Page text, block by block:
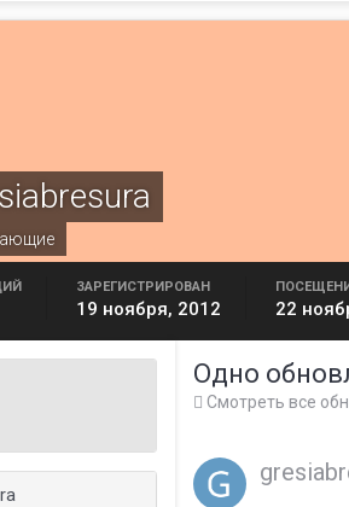
ЗАРЕГИСТРИРОВАН
19 ноября, 2012 22
Одно
Смотреть все